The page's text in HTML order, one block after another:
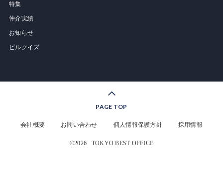
特集
仲介実績
お知らせ
ビルクイズ
PAGE TOP
会社概要 お問い合わせ 個人情報保護方針 採用情報
©2026 TOKYO BEST OFFICE